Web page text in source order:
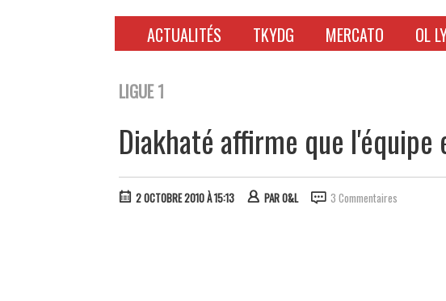
ACTUALITÉS TKYDG MERCATO OL
LIGUE 1
Diakhaté affirme que l'équipe
2 OCTOBRE 2010 À 15:13 PARO&L 3 Commentaires